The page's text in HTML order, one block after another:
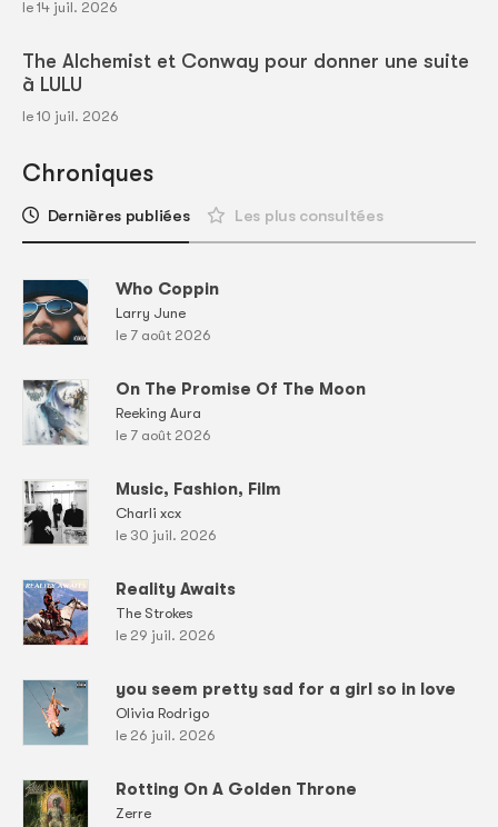
le 14 juil. 2026
The Alchemist et Conway pour donner une suite
à LULU
le 10 juil. 2026
Chroniques
Dernières publiées Les plus consultées
Who Coppin
Larry June
le 7 août 2026
On The Promise Of The Moon
Reeking Aura
le 7 août 2026
Music, Fashion, Film
Charli xcx
le 30 juil. 2026
Reality Awaits
The Strokes
le 29 juil. 2026
you seem pretty sad for a girl so in love
Olivia Rodrigo
le 26 juil. 2026
Rotting On A Golden Throne
Zerre